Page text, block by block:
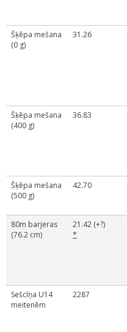
Šķēpa mešana
(0 g)
31.26
Šķēpa mešana
(400 g)
36.83
Šķēpa mešana
(500 g)
42.70
80m barjeras
(76.2 cm)
21.42 (+?)
*
Sešcīņa U14
meitenēm
2287